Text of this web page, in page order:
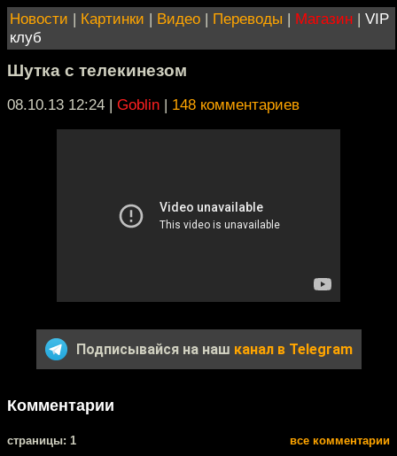
Новости | Картинки | Видео | Переводы | Магазин | VIP
клуб
Шутка с телекинезом
08.10.13 12:24 | Goblin | 148 комментариев
Подписывайся на наш канал в Telegram
Комментарии
cтраницы: 1 все комментарии